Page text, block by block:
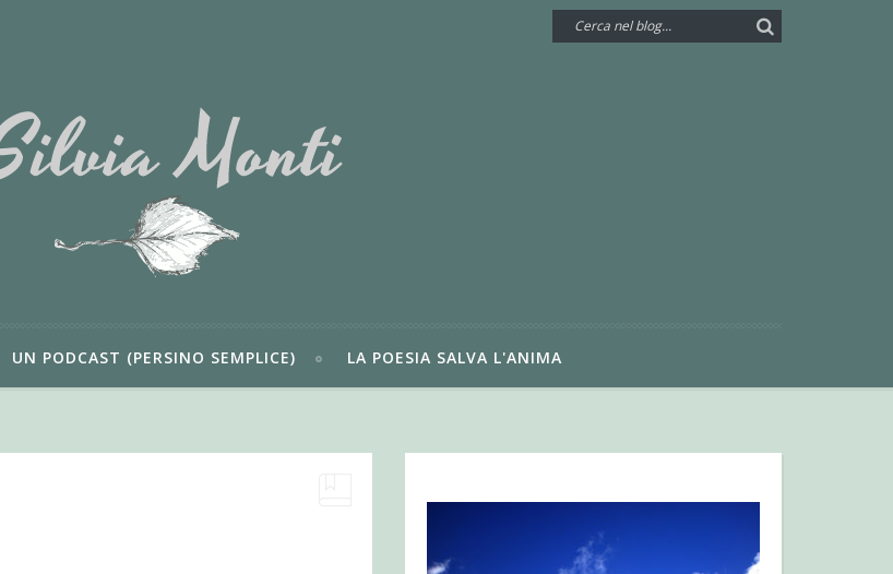
UN PODCAST (PERSINO SEMPLICE) LA POESIA SALVA L'ANIMA